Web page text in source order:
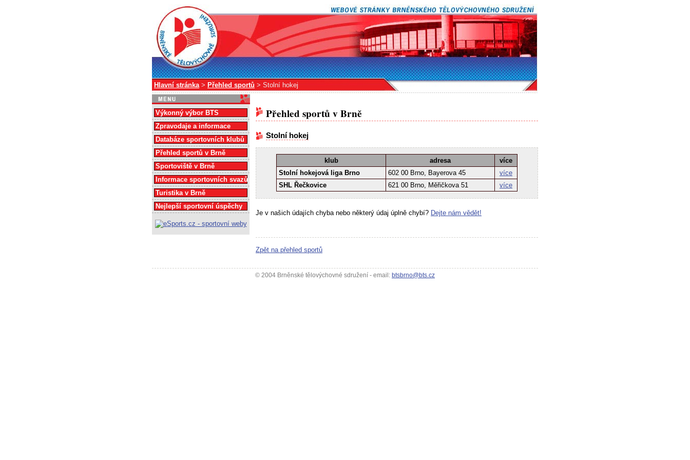
Hlavní stránka> Přehled sportů > Stolní hokej
Přehled sportů v Brně
Stolní hokej
klub adresa
více
Stolní hokejová liga Brno
602 00 Brno, Bayerova 45
více
SHL Řečkovice
621 00 Brno, Měřičkova 51 více
Je v našich údajích chyba nebo některý údaj úplně chybí? Dejte nám vědět!
Zpět na přehled sportů
Výkonný výbor BTS
Zpravodaje a informace
Databáze sportovních klubů
Přehled sportů v Brně
Sportoviště v Brně
Informace sportovních svazů
Turistika v Brně
Nejlepší sportovní úspěchy
© 2004 Brněnské tělovýchovné sdružení - email: btsbrno@bts.cz